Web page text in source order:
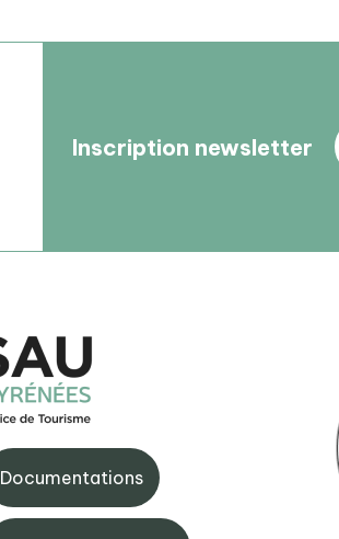
Inscription newsletter
BIT d'Eaux-Bonnes
4 Avenue Castellane, 64440
Eaux-Bonnes
+33 (0)5 59 05 33 08
Documentations